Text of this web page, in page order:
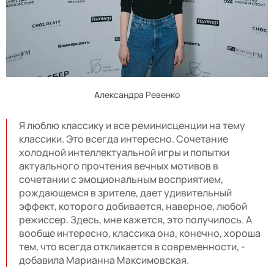
Александра Ревенко
Я люблю классику и все реминисценции на тему
классики. Это всегда интересно. Сочетание
холодной интеллектуальной игры и попытки
актуального прочтения вечных мотивов в
сочетании с эмоциональным восприятием,
рождающемся в зрителе, дает удивительный
эффект, которого добивается, наверное, любой
режиссер. Здесь, мне кажется, это получилось. А
вообще интересно, классика она, конечно, хороша
тем, что всегда откликается в современности, -
добавила Марианна Максимовская.